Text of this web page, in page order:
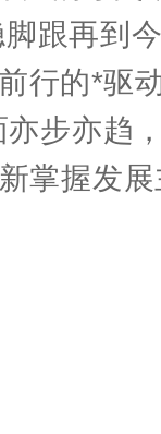
跟再到
行的*驱
亦步亦趋
掌握发